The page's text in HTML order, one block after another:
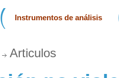
Instrumentos de análisis
Articulos